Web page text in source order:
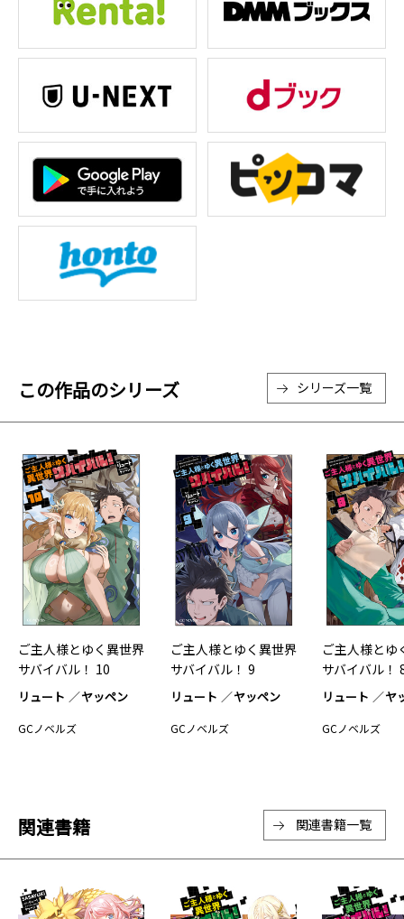
この作品のシリーズ シリーズ一覧
ご主人様とゆく異世界
サバイバル！ 10
リュート ヤッペン
GCノベルズ
ご主人様とゆく異世界
サバイバル！ 9
リュート ヤッペン
GCノベルズ
ご主人様とゆ
サバイバル！
リュート ヤ
GCノベルズ
関連書籍 関連書籍一覧